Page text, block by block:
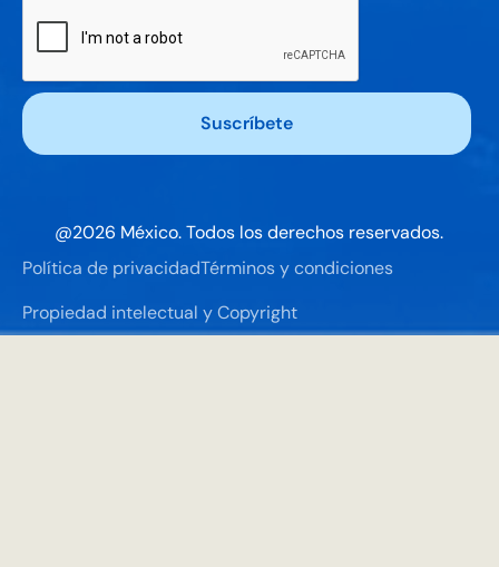
@2026 México. Todos los derechos reservados.
Política de privacidadTérminos y condiciones
Propiedad intelectual y Copyright